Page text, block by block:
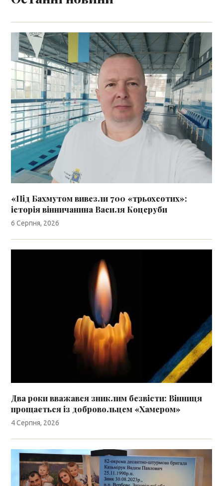
«Під Бахмутом вивезли 700 «трьохсотих»:
історія вінничанина Василя Коцеруби
6 Серпня, 2026
Два роки вважався зниклим безвісти: Вінниця
прощається із добровольцем «Хамером»
4 Серпня, 2026